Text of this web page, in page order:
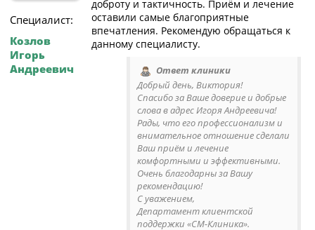
Специалист:
Козлов
Игорь
Андреевич
доброту и тактичность. Приём и лечение
оставили самые благоприятные
впечатления. Рекомендую обращаться к
данному специалисту.
Ответ клиники
Добрый день, Виктория!
Спасибо за Ваше доверие и добрые
слова в адрес Игоря Андреевича!
Рады, что его профессионализм и
внимательное отношение сделали
Ваш приём и лечение
комфортными и эффективными.
Очень благодарны за Вашу
рекомендацию!
С уважением,
Департамент клиентской
поддержки «СМ-Клиника».